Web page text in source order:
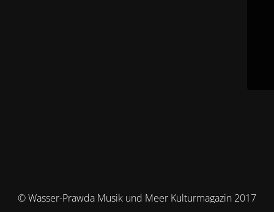
© Wasser-Prawda Musik und Meer Kulturmagazin 2017